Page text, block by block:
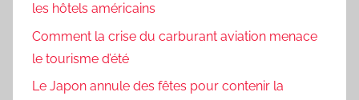
les hôtels américains
Comment la crise du carburant aviation menace
le tourisme d’été
Le Japon annule des fêtes pour contenir la